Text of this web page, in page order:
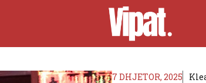
7 DHJETOR, 2025